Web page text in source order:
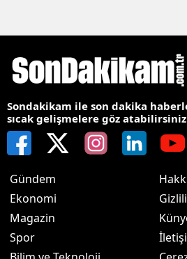
Sondakikam ile son dakika
sıcak gelişmelere göz
Gündem
Ekonomi
Magazin
Spor